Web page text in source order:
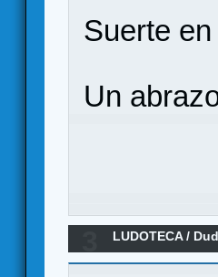
Suerte
Un
LUDOTECA/